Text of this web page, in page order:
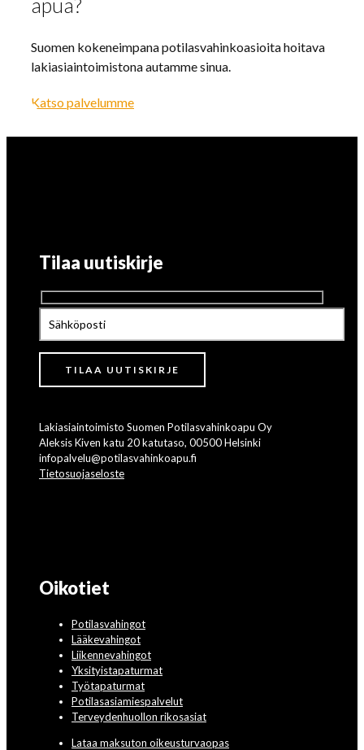
apua?
Suomen kokeneimpana potilasvahinkoasioita hoitava
lakiasiaintoimistona autamme sinua.
Katso palvelumme
Tilaa uutiskirje
Lakiasiaintoimisto Suomen Potilasvahinkoapu Oy
Aleksis Kiven katu 20 katutaso, 00500 Helsinki
infopalvelu@potilasvahinkoapu.fi
Tietosuojaseloste
Oikotiet
Potilasvahingot
Lääkevahingot
Liikennevahingot
Yksityistapaturmat
Työtapaturmat
Potilasasiamiespalvelut
Terveydenhuollon rikosasiat
Lataa maksuton oikeusturvaopas